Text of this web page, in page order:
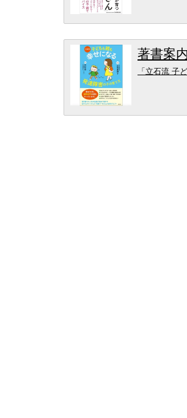
著書案
「立石流 子